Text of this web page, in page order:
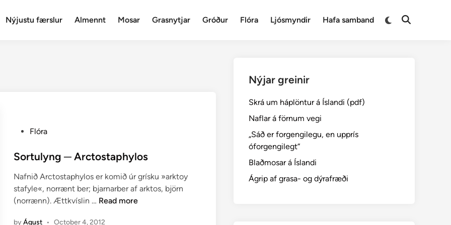
Nýjustu færslur Almennt Mosar Grasnytjar Gróður Flóra Ljósmyndir Hafa samband
Switch
Open
s
e
d
i
Flóra
Sortulyng ─ Arctostaphylos
Nafnið Arctostaphylos er komið úr grísku »arktoy
stafyle«, norrænt ber; bjarnarber af arktos, björn
(norrænn). Ættkvíslin … S
Read more
byÁgust • October 4, 2012
Nýjar greinir
Skrá um háplöntur á Íslandi (pdf)
Naflar á förnum vegi
„Sáð er forgengilegu, en upprís
óforgengilegt“
Blaðmosar á Íslandi
Ágrip af grasa- og dýrafræði